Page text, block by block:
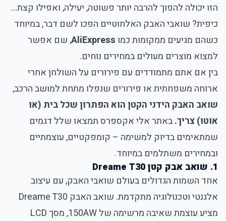
הזו יכולה להפוך להרבה יותר פשוטה, יעילה, ואפילו קצת...
כיפית? שואבי האבק האלחוטיים הפכו לשם דבר, במיוחד
כשהם מגיעים ממקומות כמוAliExpress, שם אפשר
למצוא מוצרים מעולים במחירים נוחים.
בין אם אתם מתמודדים עם פירורים על השולחן אחרי
ארוחה משפחתית או פירורים שנפלו מתחת למושב הרכב,
שואב האבק הידני הקטן הוא הפתרון שכל בית (או
אוטו) צריך.באתר אלי אקספרס תמצאו שלל דגמים
שמתאימים בדיוק למשימה – קומפקטיים, עוצמתיים
ובמחירים משתלמים במיוחד.
1. שואב אבק קטן Dreame T30
אחד השמות הגדולים בעולם שואבי האבק, עם עיצוב
אלגנטי וטכנולוגיה מתקדמת. שואב האבק Dreame T30
מציע עוצמת שאיבה מרשימה של 150AW, מסך LCD